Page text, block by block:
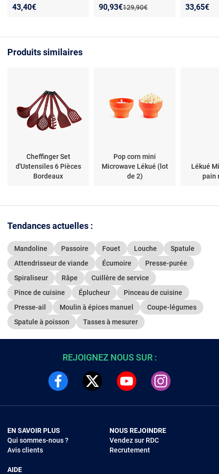
43,40€
Ancien prix :
129,90€
Nouveau prix :
90,93€
Réduction de :
facile-
33,65€
Produits similaires
Cheffinger Set
d'Ustensiles 6 Pièces
Bordeaux
Pop corn mini
Microwave Lékué (lot
de 2)
Lékué
pain
Tendances actuelles :
Mandoline Passoire Fouet Louche
Spatule
Attendrisseur de viande
Écumoire
Presse-purée
Spiraliseur
Râpe
Cuillère de service
Pince de cuisine
Éplucheur
Pinceau de cuisine
Presse-ail
Moulin à épices manuel
Coupe-légumes
Spatule à poisson
Tasses à mesurer
REJOIGNEZ NOUS SUR :
EN SAVOIR PLUS
Qui sommes-nous ?
Avis clients
AIDE
NOUS REJOINDRE
Vendez sur RDC
Recrutement